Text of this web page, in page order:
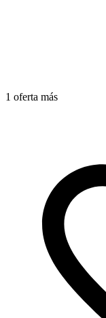
1 oferta más